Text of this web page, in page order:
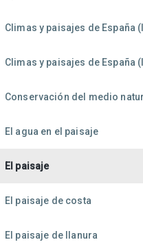
Climas y paisajes de España
Climas y paisajes de España
Conservación del medio
El agua en el paisaje
El paisaje
El paisaje de costa
El paisaje de llanura